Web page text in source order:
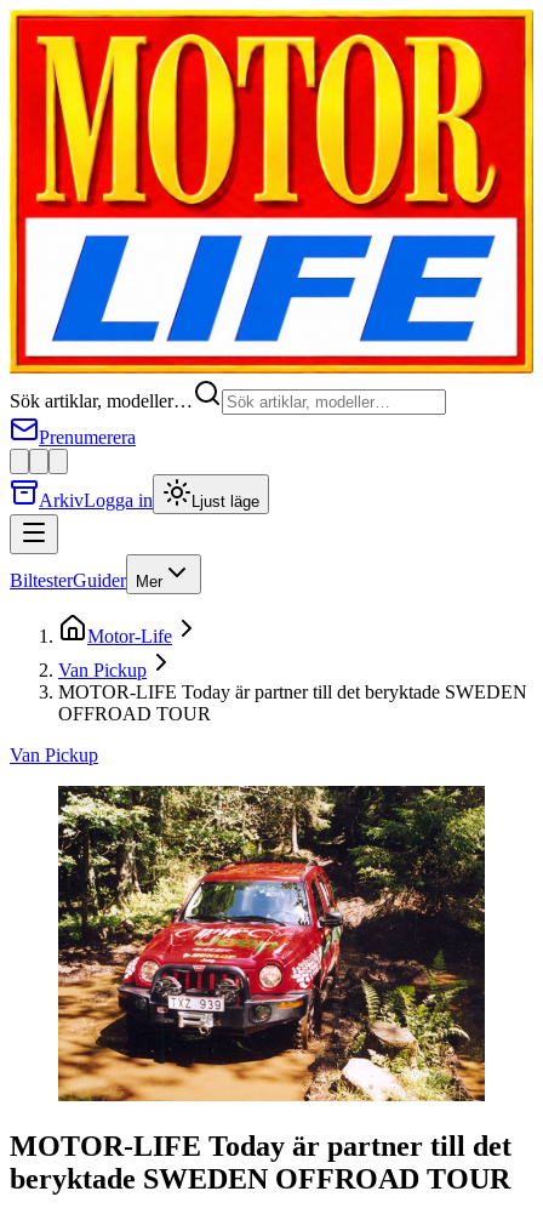
Sök artiklar, modeller…
Prenumerera
ArkivLogga in Ljust läge
BiltesterGuider Mer
Motor-Life
Van Pickup
MOTOR-LIFE Today är partner till det beryktade SWEDEN
OFFROAD TOUR
Van Pickup
MOTOR-LIFE Today är partner till det
beryktade SWEDEN OFFROAD TOUR